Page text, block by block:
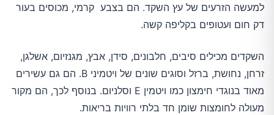
למעשה הזרעים של עץ השקד. הם בצבע קרמי, מכוסים בעור
דק חום ועטופים בקליפה קשה.
השקדים מכילים סיבים, חלבונים, סידן, אבץ, מגנזיום, אשלגן,
זרחן, נחושת, ברזל וסוגים שונים של ויטמיני B. הם גם עשירים
מאוד בנוגדי חימצון כמו ויטמין E וסלניום. בנוסף לכך, הם מקור
מעולה לחומצות שומן חד בלתי רוויות בריאות.